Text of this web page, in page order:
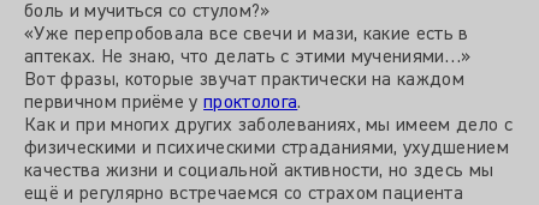
боль и мучиться со стулом?»
«Уже перепробовала все свечи и мази, какие есть в
аптеках. Не знаю, что делать с этими мучениями…»
Вот фразы, которые звучат практически на каждом
первичном приёме упроктолога.
Как и при многих других заболеваниях, мы имеем дело с
физическими и психическими страданиями, ухудшением
качества жизни и социальной активности, но здесь мы
ещё и регулярно встречаемся со страхом пациента